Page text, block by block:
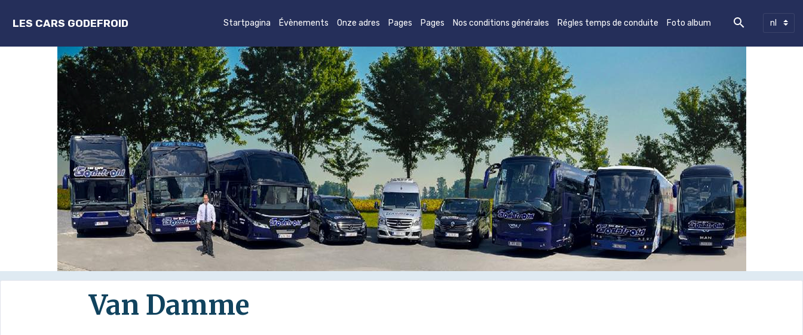
LES CARS GODEFROID Startpagina Évènements Onze adres Pages Pages Nos conditions générales Régles temps de conduite Foto album
Van Damme